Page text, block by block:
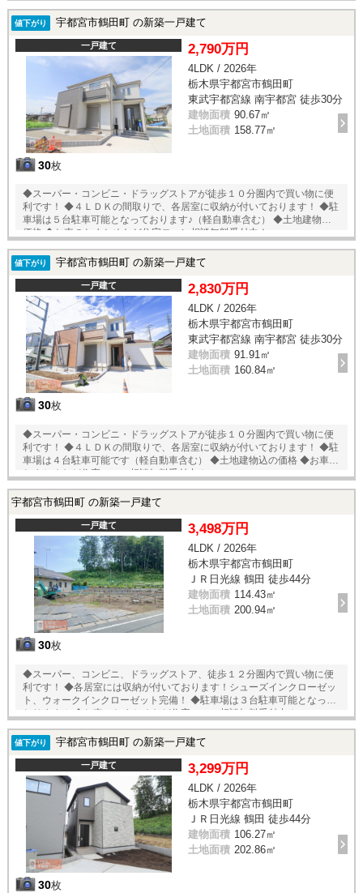
値下がり 宇都宮市鶴田町 の新築一戸建て
一戸建て
30枚
2,790万円
4LDK / 2026年
栃木県宇都宮市鶴田町
東武宇都宮線 南宇都宮 徒歩30分
建物面積 90.67㎡
土地面積 158.77㎡
◆スーパー・コンビニ・ドラッグストアが徒歩１０分圏内で買い物に便
利です！ ◆４ＬＤＫの間取りで、各居室に収納が付いております！ ◆駐
車場は５台駐車可能となっております♪（軽自動車含む） ◆土地建物込の
価格 ◆お車のおまとめなど住宅ローン相談無料受付中！
値下がり 宇都宮市鶴田町 の新築一戸建て
一戸建て
30枚
2,830万円
4LDK / 2026年
栃木県宇都宮市鶴田町
東武宇都宮線 南宇都宮 徒歩30分
建物面積 91.91㎡
土地面積 160.84㎡
◆スーパー・コンビニ・ドラッグストアが徒歩１０分圏内で買い物に便
利です！ ◆４ＬＤＫの間取りで、各居室に収納が付いております！ ◆駐
車場は４台駐車可能です（軽自動車含む） ◆土地建物込の価格 ◆お車の
おまとめなど住宅ローン相談無料受付中！
宇都宮市鶴田町 の新築一戸建て
一戸建て
30枚
3,498万円
4LDK / 2026年
栃木県宇都宮市鶴田町
ＪＲ日光線 鶴田 徒歩44分
建物面積 114.43㎡
土地面積 200.94㎡
◆スーパー、コンビニ、ドラッグストア、徒歩１２分圏内で買い物に便
利です！ ◆各居室には収納が付いております！シューズインクローゼッ
ト、ウォークインクローゼット完備！ ◆駐車場は３台駐車可能となって
おります！ ◆お車のおまとめなど住宅ローン相談無料受付中！
値下がり 宇都宮市鶴田町 の新築一戸建て
一戸建て
30枚
3,299万円
4LDK / 2026年
栃木県宇都宮市鶴田町
ＪＲ日光線 鶴田 徒歩44分
建物面積 106.27㎡
土地面積 202.86㎡